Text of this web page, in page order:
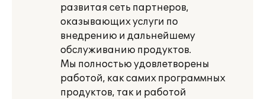
развитая сеть партнеров,
оказывающих услуги по
внедрению и дальнейшему
обслуживанию продуктов.
Мы полностью удовлетворены
работой, как самих программных
продуктов, так и работой